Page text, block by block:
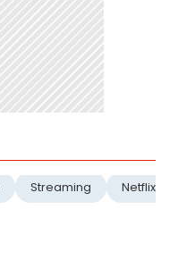
Streaming Netflix